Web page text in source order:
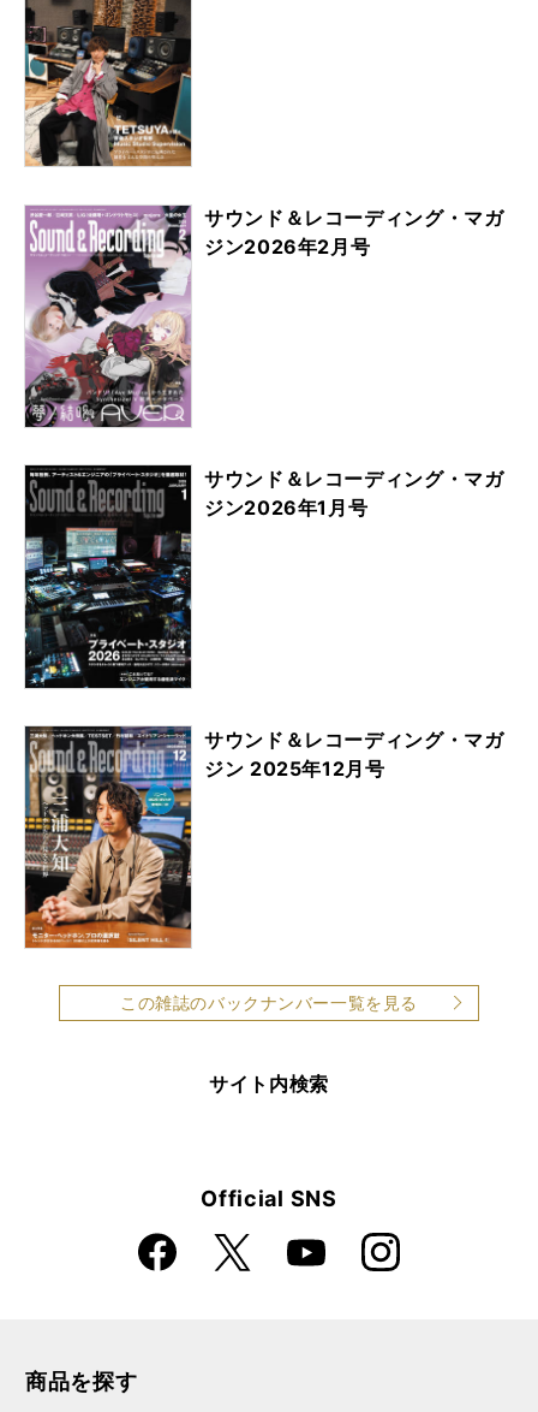
サウンド＆レコーディング・マガ
ジン2026年2月号
サウンド＆レコーディング・マガ
ジン2026年1月号
サウンド＆レコーディング・マガ
ジン 2025年12月号
この雑誌のバックナンバー一覧を見る
サイト内検索
Official SNS
Faceboo
k
X YouTube Instagra
m
商品を探す